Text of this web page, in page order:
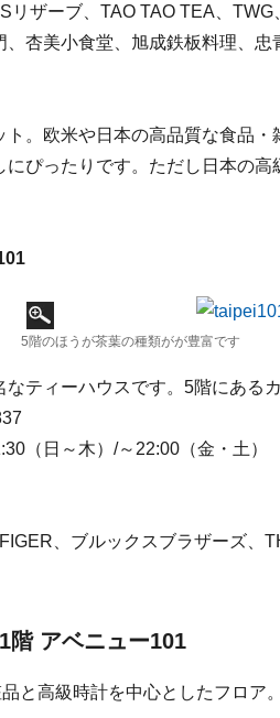
リザーブ、TAO TAO TEA、
、杏美小食堂、旭成鉄板料理、忠
。欧米や日本の高品質な食品
にぴったりです。ただし日本の
5階のほうが茶葉の種類がが豊富です
ティーハウスです。5階にある
（日～木）/～22:00（金・土）
、ブルックスブラザーズ、
階 アベニュー101
と高級時計を中心としたフロア。